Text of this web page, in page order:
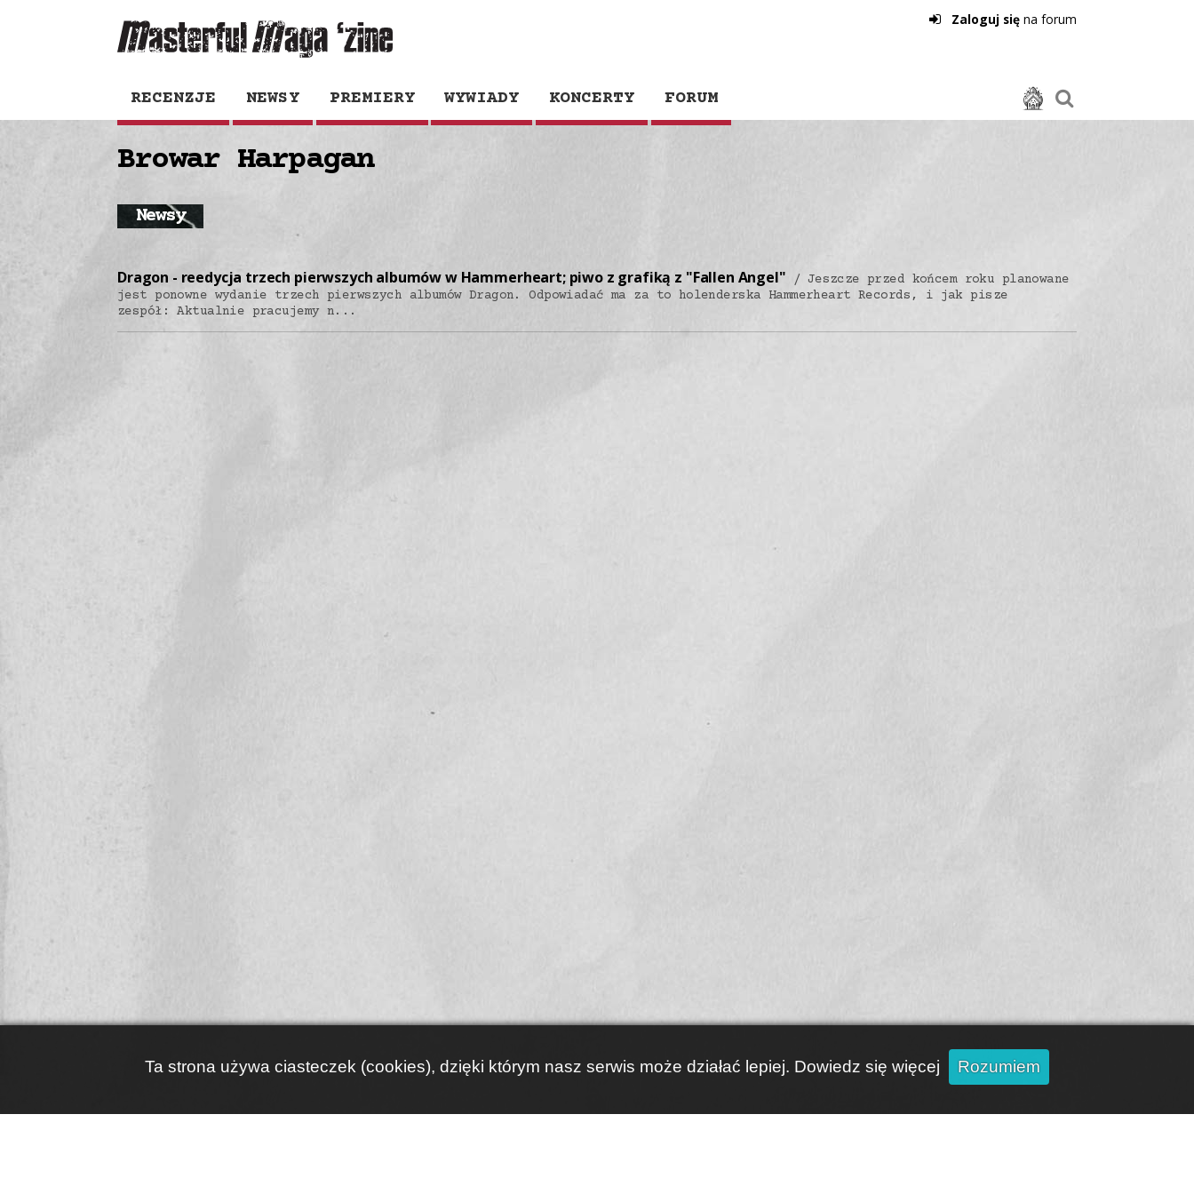
RECENZJE NEWSY PREMIERY WYWIADY KONCERTY FORUM
Zaloguj się na forum
Browar Harpagan
Newsy
Dragon - reedycja trzech pierwszych albumów w Hammerheart; piwo z grafiką z "Fallen Angel"
Jeszcze przed końcem roku planowane
jest ponowne wydanie trzech pierwszych albumów Dragon. Odpowiadać ma za to holenderska Hammerheart Records, i jak pisze
zespół: Aktualnie pracujemy n...
Ta strona używa ciasteczek (cookies), dzięki którym nasz serwis może działać lepiej. Dowiedz się więcej Rozumiem